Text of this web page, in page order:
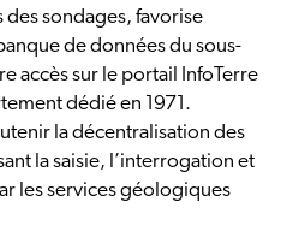
des sondages, favorise
de données du sous-
accès sur le portail InfoTerre
dédié en 1971.
la décentralisation des
la saisie, l’interrogation et
les services géologiques